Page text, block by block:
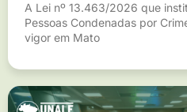
A Lei nº 13.463/2026 que
Pessoas Condenadas por
vigor em Mato